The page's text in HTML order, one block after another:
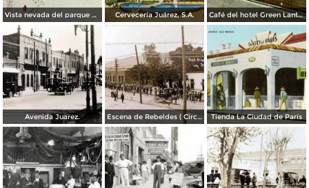
Vista nevada del parque El Chamizal Cervecería Juárez, S.A. Café del hotel Green Lantern Inn
Avenida Juarez. Escena de Rebeldes ( Circulada el 8 de Diciembre de 1913 ). Tienda La Ciudad de París